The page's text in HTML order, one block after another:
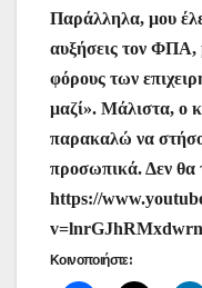
Παράλληλα, μου
αυξήσεις τον ΦΠΑ,
φόρους των
μαζί». Μάλιστα, ο
παρακαλώ να
προσωπικά. Δεν θα
https://
v=lnrGJhRMxdwrn
Κοινοποιήστε: